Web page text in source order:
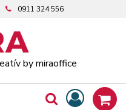
by miraoffice
0911 324 556